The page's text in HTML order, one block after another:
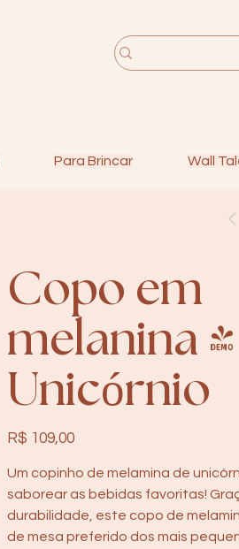
Para Brincar Wall
Copo em
melanina |
Unicórnio
Preço
R$ 109,00
Um copinho de melamina de
saborear as bebidas favoritas!
durabilidade, este copo de
de mesa preferido dos mais